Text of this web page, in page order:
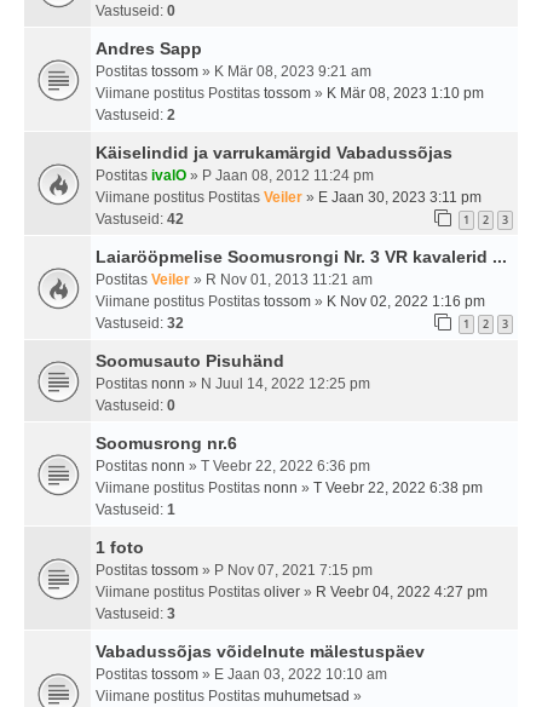
Vastuseid: 0
Andres Sapp
Postitas tossom » K Mär 08, 2023 9:21 am
Viimane postitus Postitas tossom » K Mär 08, 2023 1:10 pm
Vastuseid: 2
Käiselindid ja varrukamärgid Vabadussõjas
Postitas ivalO » P Jaan 08, 2012 11:24 pm
Viimane postitus Postitas Veiler » E Jaan 30, 2023 3:11 pm
Vastuseid: 42 1 2 3
Laiarööpmelise Soomusrongi Nr. 3 VR kavalerid ...
Postitas Veiler » R Nov 01, 2013 11:21 am
Viimane postitus Postitas tossom » K Nov 02, 2022 1:16 pm
Vastuseid: 32 1 2 3
Soomusauto Pisuhänd
Postitas nonn » N Juul 14, 2022 12:25 pm
Vastuseid: 0
Soomusrong nr.6
Postitas nonn » T Veebr 22, 2022 6:36 pm
Viimane postitus Postitas nonn » T Veebr 22, 2022 6:38 pm
Vastuseid: 1
1 foto
Postitas tossom » P Nov 07, 2021 7:15 pm
Viimane postitus Postitas oliver » R Veebr 04, 2022 4:27 pm
Vastuseid: 3
Vabadussõjas võidelnute mälestuspäev
Postitas tossom » E Jaan 03, 2022 10:10 am
Viimane postitus Postitas muhumetsad »